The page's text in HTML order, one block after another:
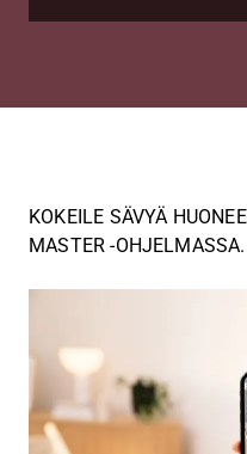
KOKEILE SÄVYÄ
MASTER -OHJELMASSA.